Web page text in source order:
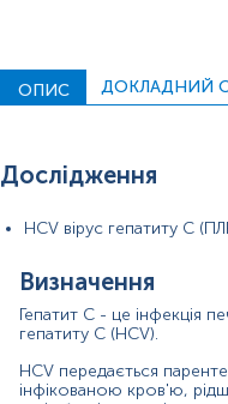
оболонки з HCV-
діти, народжені
Після первинного
відсутні симптоми. В
швидка
зниження апетиту;
жовтяниця;
ОПИС ДОКЛАДНИЙ
Дослідження
HCV вірус гепатиту С
Визначення
Гепатит С - це інфекція
гепатиту С (HCV).
HCV передається
інфікованою кров'ю,